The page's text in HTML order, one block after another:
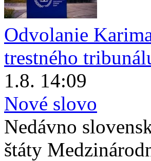
Odvolanie
trestného
1.8. 14:09
Nové slovo
Nedávno
štáty